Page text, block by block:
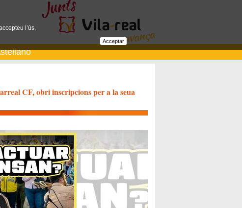
CF, obri inscripcions per a la seua
l’ús.
Acceptar